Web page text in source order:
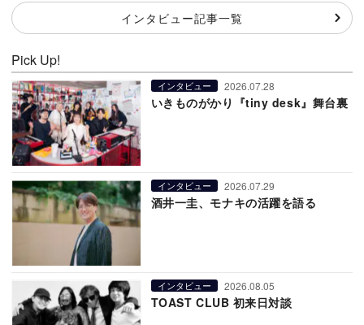
インタビュー記事一覧
Pick Up!
インタビュー 2026.07.28
いきものがかり『tiny desk』舞台裏
インタビュー 2026.07.29
酒井一圭、モナキの活躍を語る
インタビュー 2026.08.05
TOAST CLUB 初来日対談